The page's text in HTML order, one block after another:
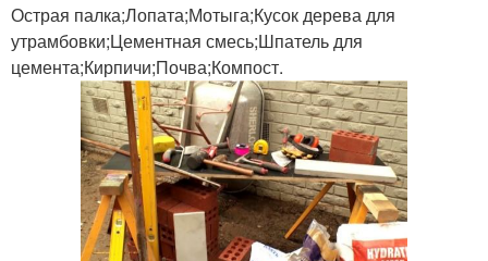
Острая палка;Лопата;Мотыга;Кусок дерева для
утрамбовки;Цементная смесь;Шпатель для
цемента;Кирпичи;Почва;Компост.